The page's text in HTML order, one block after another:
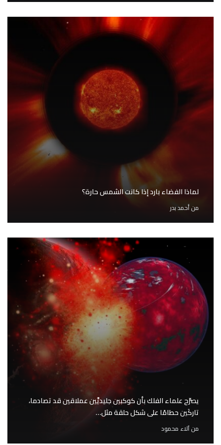
لماذا الفضاء بارد إذا كانت الشمس حارة؟
منأحمد بدر
يصرِّح علماء الفلك بأن كوكبين جليديَّين عملاقين قد تصادما،
تاركَين حطامًا على شكل حلقة مثل…
منآلاء محمود